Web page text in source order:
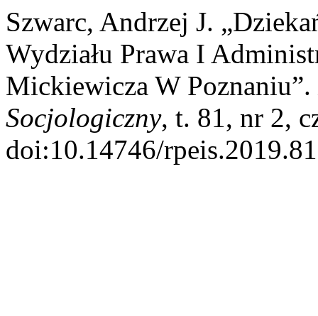
Szwarc, Andrzej J.
Wydziału Prawa I
Mickiewicza W Poznaniu”.
Socjologiczny, t. 81, nr 2,
doi:10.14746/